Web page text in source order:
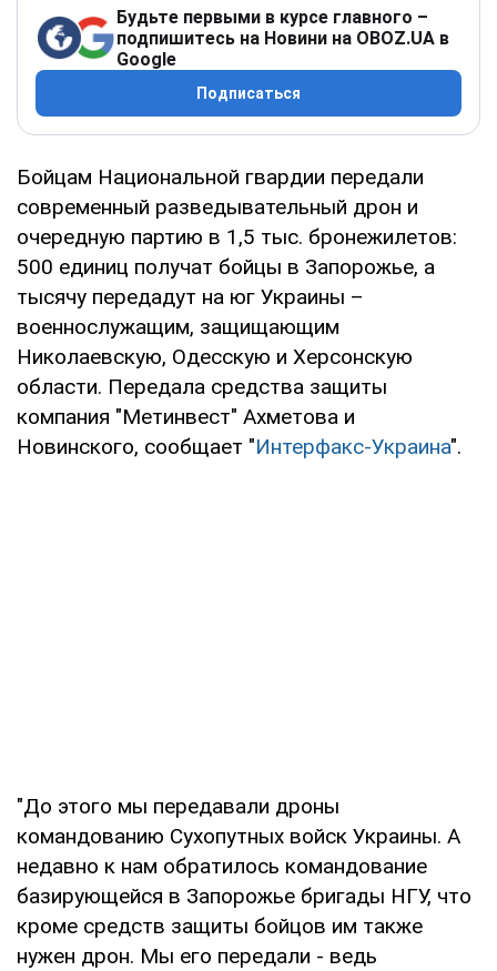
Будьте первыми в курсе главного –
подпишитесь на Новини на OBOZ.UA в
Google
Подписаться
Бойцам Национальной гвардии передали
современный разведывательный дрон и
очередную партию в 1,5 тыс. бронежилетов:
500 единиц получат бойцы в Запорожье, а
тысячу передадут на юг Украины –
военнослужащим, защищающим
Николаевскую, Одесскую и Херсонскую
области. Передала средства защиты
компания "Метинвест" Ахметова и
Новинского, сообщает "Интерфакс-Украина".
"До этого мы передавали дроны
командованию Сухопутных войск Украины. А
недавно к нам обратилось командование
базирующейся в Запорожье бригады НГУ, что
кроме средств защиты бойцов им также
нужен дрон. Мы его передали - ведь